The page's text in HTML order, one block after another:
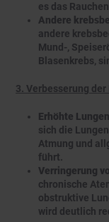
es das
Andere
andere
Mund-,
Blasenkrebs,
3. Verbesserung
Erhöhte
sich die
Atmung und
führt.
Verringerung
chronische
obstruktive
wird deutlich